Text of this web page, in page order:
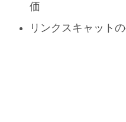
価
リンクスキャット